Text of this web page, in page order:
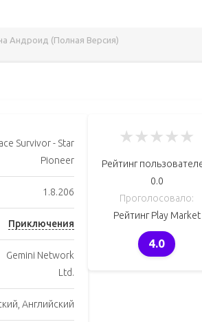
Андроид (Полная Версия)
Survivor - Star
Pioneer
1.8.206
Приключения
Gemini Network
Ltd.
Английский
★★★★★
Рейтинг
0.0
Проголосовало:
Рейтинг Play Market
4.0